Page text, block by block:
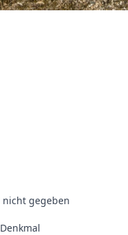
gegeben